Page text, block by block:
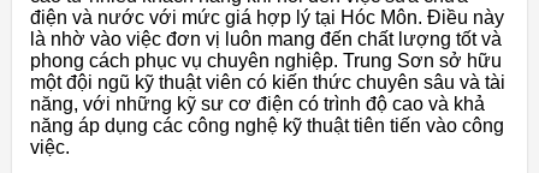
điện và nước với mức giá hợp lý tại Hóc Môn. Điều này
là nhờ vào việc đơn vị luôn mang đến chất lượng tốt và
phong cách phục vụ chuyên nghiệp. Trung Sơn sở hữu
một đội ngũ kỹ thuật viên có kiến thức chuyên sâu và tài
năng, với những kỹ sư cơ điện có trình độ cao và khả
năng áp dụng các công nghệ kỹ thuật tiên tiến vào công
việc.